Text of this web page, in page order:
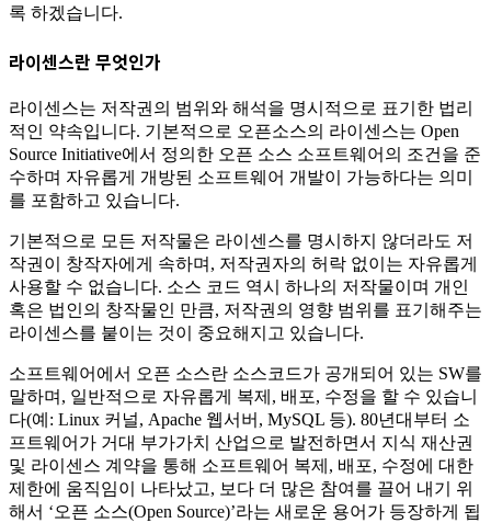
록 하겠습니다.
라이센스란 무엇인가
라이센스는 저작권의 범위와 해석을 명시적으로 표기한 법리
적인 약속입니다. 기본적으로 오픈소스의 라이센스는 Open
Source Initiative에서 정의한 오픈 소스 소프트웨어의 조건을 준
수하며 자유롭게 개방된 소프트웨어 개발이 가능하다는 의미
를 포함하고 있습니다.
기본적으로 모든 저작물은 라이센스를 명시하지 않더라도 저
작권이 창작자에게 속하며, 저작권자의 허락 없이는 자유롭게
사용할 수 없습니다. 소스 코드 역시 하나의 저작물이며 개인
혹은 법인의 창작물인 만큼, 저작권의 영향 범위를 표기해주는
라이센스를 붙이는 것이 중요해지고 있습니다.
소프트웨어에서 오픈 소스란 소스코드가 공개되어 있는 SW를
말하며, 일반적으로 자유롭게 복제, 배포, 수정을 할 수 있습니
다(예: Linux 커널, Apache 웹서버, MySQL 등). 80년대부터 소
프트웨어가 거대 부가가치 산업으로 발전하면서 지식 재산권
및 라이센스 계약을 통해 소프트웨어 복제, 배포, 수정에 대한
제한에 움직임이 나타났고, 보다 더 많은 참여를 끌어 내기 위
해서 ‘오픈 소스(Open Source)’라는 새로운 용어가 등장하게 됩